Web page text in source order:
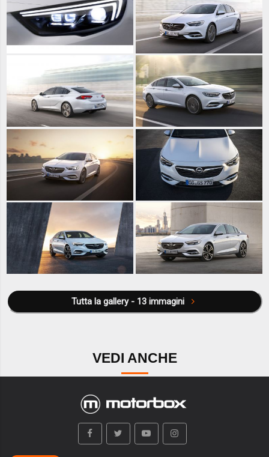
Tutta la gallery - 13 immagini
VEDI ANCHE